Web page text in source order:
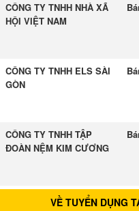
CÔNG TY TNHH NHÀ XÃ
HỘI VIỆT NAM
CÔNG TY TNHH ELS SÀI
GÒN
CÔNG TY TNHH TẬP
ĐOÀN NỆM KIM CƯƠNG
VỀ TUYỂN DỤNG